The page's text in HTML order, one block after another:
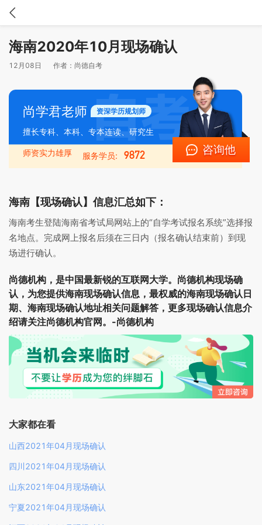
海南2020年10月现场确认
12月08日 作者： 尚德自考
尚学君老师 资深学历规划师
擅长专科、本科、专本连读、研究生
师资实力雄厚 服务学员: 9872 咨询他
海南【现场确认】信息汇总如下：
海南考生登陆海南省考试局网站上的“自学考试报名系统”选择报
名地点。完成网上报名后须在三日内（报名确认结束前）到现
场进行确认。
尚德机构，是中国最新锐的互联网大学。尚德机构现场确
认，为您提供海南现场确认信息，最权威的海南现场确认日
期、海南现场确认地址相关问题解答，更多现场确认信息介
绍请关注尚德机构官网。-尚德机构
大家都在看
山西2021年04月现场确认
四川2021年04月现场确认
山东2021年04月现场确认
宁夏2021年04月现场确认